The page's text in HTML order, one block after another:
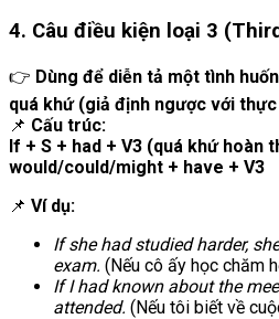
4. Câu điều kiện loại 3
👉 Dùng để diễn tả một tình
quá khứ (giả định ngược với
📌 Cấu trúc:
If + S + had + V3 (quá khứ hoàn
would/could/might + have + V3
📌 Ví dụ:
If she had studied harder,
exam. (Nếu cô ấy học chăm
If I had known about the
attended. (Nếu tôi biết về